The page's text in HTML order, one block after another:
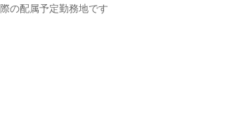
の配属予定勤務地です